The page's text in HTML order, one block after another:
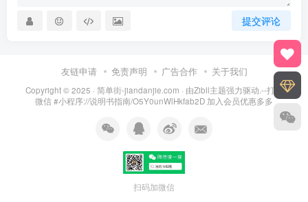
提交评论
友链申请 免责声明 广告合作 关于我们
Copyright © 2025 · 简单街-jiandanjie.com · 由Zibll主题强力驱动.--打开
微信 #小程序://说明书指南/O5Y0unWlHkfab2D 加入会员优惠多多
扫码加微信